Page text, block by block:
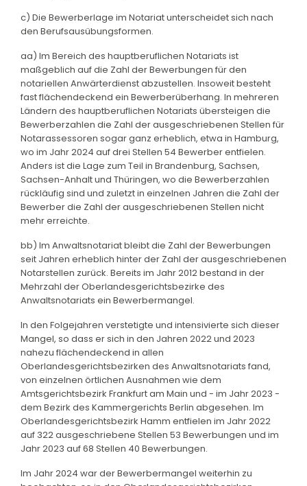
c) Die Bewerberlage im Notariat unterscheidet sich nach
den Berufsausübungsformen.
aa) Im Bereich des hauptberuflichen Notariats ist
maßgeblich auf die Zahl der Bewerbungen für den
notariellen Anwärterdienst abzustellen. Insoweit besteht
fast flächendeckend ein Bewerberüberhang. In mehreren
Ländern des hauptberuflichen Notariats übersteigen die
Bewerberzahlen die Zahl der ausgeschriebenen Stellen für
Notarassessoren sogar ganz erheblich, etwa in Hamburg,
wo im Jahr 2024 auf drei Stellen 54 Bewerber entfielen.
Anders ist die Lage zum Teil in Brandenburg, Sachsen,
Sachsen-Anhalt und Thüringen, wo die Bewerberzahlen
rückläufig sind und zuletzt in einzelnen Jahren die Zahl der
Bewerber die Zahl der ausgeschriebenen Stellen nicht
mehr erreichte.
bb) Im Anwaltsnotariat bleibt die Zahl der Bewerbungen
seit Jahren erheblich hinter der Zahl der ausgeschriebenen
Notarstellen zurück. Bereits im Jahr 2012 bestand in der
Mehrzahl der Oberlandesgerichtsbezirke des
Anwaltsnotariats ein Bewerbermangel.
In den Folgejahren verstetigte und intensivierte sich dieser
Mangel, so dass er sich in den Jahren 2022 und 2023
nahezu flächendeckend in allen
Oberlandesgerichtsbezirken des Anwaltsnotariats fand,
von einzelnen örtlichen Ausnahmen wie dem
Amtsgerichtsbezirk Frankfurt am Main und - im Jahr 2023 -
dem Bezirk des Kammergerichts Berlin abgesehen. Im
Oberlandesgerichtsbezirk Hamm entfielen im Jahr 2022
auf 322 ausgeschriebene Stellen 53 Bewerbungen und im
Jahr 2023 auf 68 Stellen 40 Bewerbungen.
Im Jahr 2024 war der Bewerbermangel weiterhin zu